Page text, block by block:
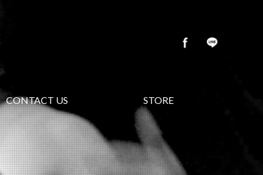
CONTACT US STORE